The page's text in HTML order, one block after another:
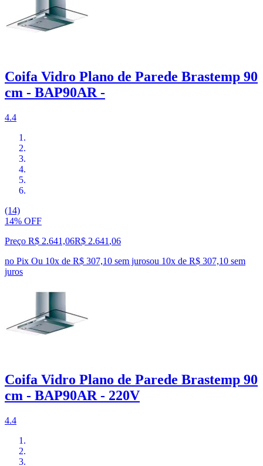
Coifa Vidro Plano de Parede Brastemp 90
cm - BAP90AR -
4.4
(14)
14% OFF
Preço R$ 2.641,06R$ 2.641 ,06
no Pix Ou 10x de R$ 307,10 sem jurosou 10x de R$ 307,10 sem
juros
Coifa Vidro Plano de Parede Brastemp 90
cm - BAP90AR - 220V
4.4